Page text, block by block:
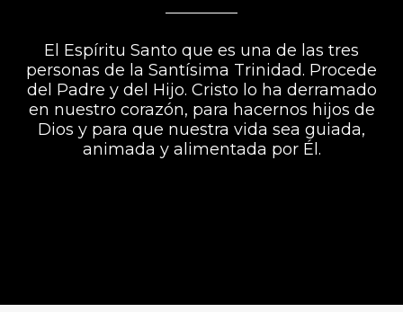
El Espíritu Santo que es una de las tres
personas de la Santísima Trinidad. Procede
del Padre y del Hijo. Cristo lo ha derramado
en nuestro corazón, para hacernos hijos de
Dios y para que nuestra vida sea guiada,
animada y alimentada por Él.